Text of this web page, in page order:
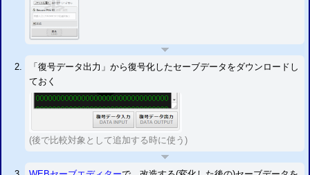
「復号データ出力」から復号化したセーブデータをダウンロードし
ておく
(後で比較対象として追加する時に使う)